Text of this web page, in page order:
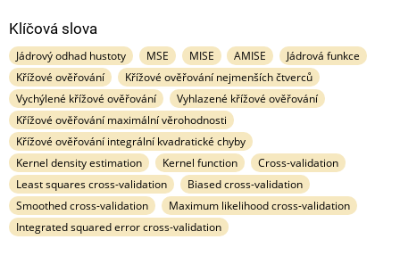
Klíčová slova
Jádrový odhad hustoty MSE MISE AMISE
Jádrová funkce
Křížové ověřování
Křížové ověřování nejmenších čtverců
Vychýlené křížové ověřování
Vyhlazené křížové ověřování
Křížové ověřování maximální věrohodnosti
Křížové ověřování integrální kvadratické chyby
Kernel density estimation
Kernel function
Cross-validation
Least squares cross-validation
Biased cross-validation
Smoothed cross-validation
Maximum likelihood cross-validation
Integrated squared error cross-validation